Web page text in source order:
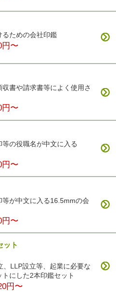
るための会社印鑑
円〜
書や請求書等によく使用さ
円〜
の役職名が中文に入る
円〜
が中文に入る16.5mmの会
円〜
ット
、LLP設立等、起業に必要な
にした2本印鑑セット
円〜